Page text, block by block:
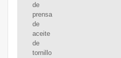
de
prensa
de
aceite
de
tornillo